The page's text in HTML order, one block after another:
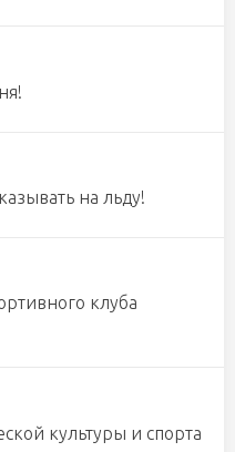
на льду!
клуба
культуры и спорта